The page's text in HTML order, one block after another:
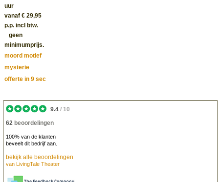
uur
vanaf € 29,95
p.p. incl btw.
geen
minimumprijs.
moord motief
mysterie
offerte in 9 sec
9.4 / 10
62 beoordelingen
100% van de klanten
beveelt dit bedrijf aan.
bekijk alle beoordelingen
van LivingTale Theater